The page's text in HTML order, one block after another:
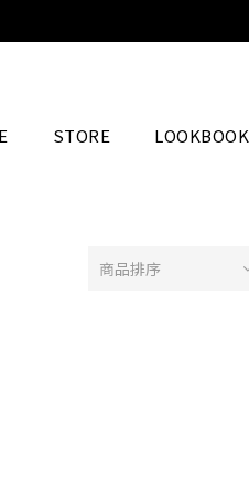
STORE LOOKBOOK
商品排序